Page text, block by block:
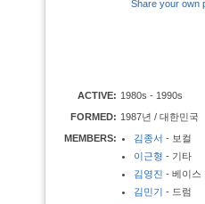
Share your own
ACTIVE: 1980s - 1990s
FORMED: 1987년 / 대한민국
MEMBERS:
김종서 - 보컬
이근형 - 기타
김영진 - 베이스
김민기 - 드럼